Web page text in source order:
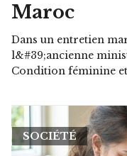
Maroc
Dans un entretien
l&#39;ancienne
Condition féminine
SOCIÉTÉ